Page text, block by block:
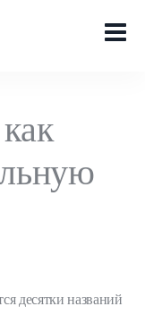
десятки названий